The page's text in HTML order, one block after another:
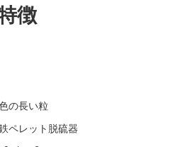
徴
の長い粒
ペレット脱硫器